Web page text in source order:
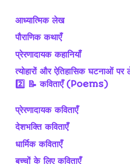
आध्यात्मिक लेख
पौराणिक कथाएँ
प्रेरणादायक कहानियाँ
त्योहारों और ऐतिहासिक घटनाओं
2️⃣ 📝 कविताएँ (Poems)
प्रेरणादायक कविताएँ
देशभक्ति कविताएँ
धार्मिक कविताएँ
बच्चों के लिए कविताएँ